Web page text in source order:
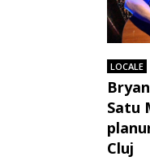
LOCALE
Satu
Cluj